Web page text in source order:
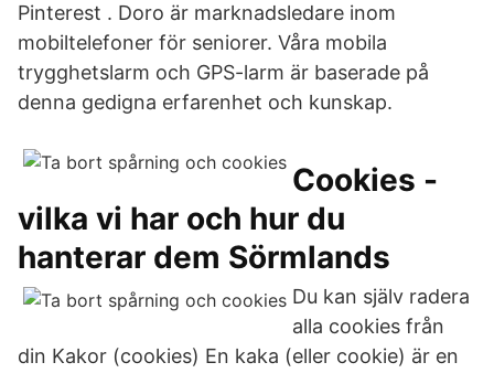
Pinterest . Doro är marknadsledare inom
mobiltelefoner för seniorer. Våra mobila
trygghetslarm och GPS-larm är baserade på
denna gedigna erfarenhet och kunskap.
Cookies -
vilka vi har och hur du
hanterar dem Sörmlands
Du kan själv radera
alla cookies från
din Kakor (cookies) En kaka (eller cookie) är en